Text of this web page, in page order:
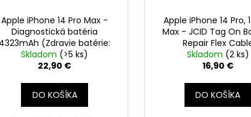
Apple iPhone 14 Pro Max -
Diagnostická batéria
4323mAh (Zdravie batérie:
100% - bez hlásenia o
neznámom diele)
Skladom (>5 ks)
22,90 €
DO KOŠÍKA
Apple iPhone 14 Pro,
Max - JCID Tag On
Repair Flex
Skladom (2 ks)
16,90 €
DO KOŠÍKA